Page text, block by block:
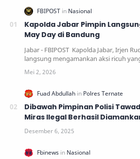
Kapolda Jabar Pimpin
May Day di Bandung
Jabar - FBIPOST Kapolda Jabar, Irjen
langsung mengamankan aksi ricuh
Dibawah Pimpinan Polisi
Miras Ilegal Berhasil